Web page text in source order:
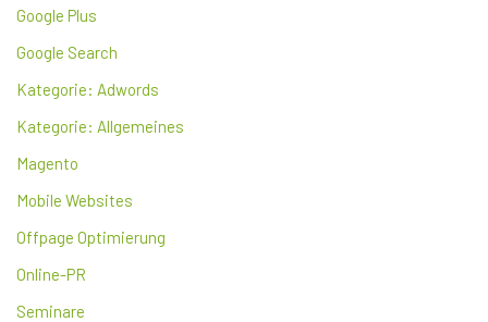
Google Plus
Google Search
Kategorie: Adwords
Kategorie: Allgemeines
Magento
Mobile Websites
Offpage Optimierung
Online-PR
Seminare